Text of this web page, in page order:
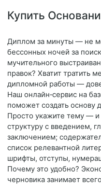
Купить
Диплом за минуты — не
бессонных ночей за
мучительного
правок? Хватит тратить
дипломной работы —
Наш онлайн‑сервис на
поможет создать основу
Просто укажите тему —
структуру с введением,
заключением;
список релевантной
шрифты, отступы,
Почему это удобно?
черновика занимает